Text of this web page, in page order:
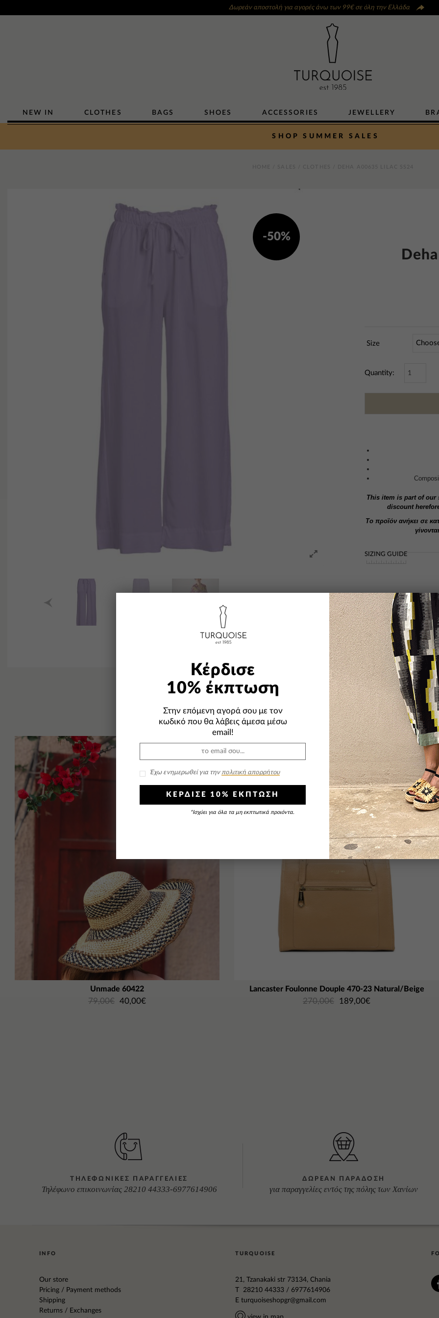
Δωρεάν αποστολή για αγορές άνω των 99€ σε όλη την Ελλάδα
NEW IN CLOTHES BAGS SHOES ACCESSORIES JEWELLERY
SHOP SUMMER SALES
-50%
Size
Quantity:
This item is part of our
discount
Το προϊόν ανήκει σε
SIZING GUIDE
YOU MAY ALSO LIKE STYLE WITH
-49%
Unmade 60422
79,00€ 40,00€
-30%
Lancaster Foulonne Douple 470-23 Natural/Beige
270,00€ 189,00€
ΤΗΛΕΦΩΝΙΚΕΣ ΠΑΡΑΓΓΕΛΙΕΣ
Τηλέφωνο επικοινωνίας 28210 44333-6977614906
ΔΩΡΕΑΝ ΠΑΡΑΔΟΣΗ
για παραγγελίες εντός της πόλης των Χανίων
INFO
Our store
Pricing / Payment methods
Shipping
Returns / Exchanges
TURQUOISE
21, Tzanakaki str 73134, Chania
T 28210 44333 / 6977614906
E turquoiseshopgr@gmail.com
Κέρδισε
10% έκπτωση
Στην επόμενη αγορά σου με τον
κωδικό που θα λάβεις άμεσα μέσω
email!
Έχω ενημερωθεί για τηνπολιτική απορρήτου
ΚΕΡΔΙΣΕ 10% ΕΚΠΤΩΣΗ
*Ισχύει για όλα τα μη εκπτωτικά προιόντα.